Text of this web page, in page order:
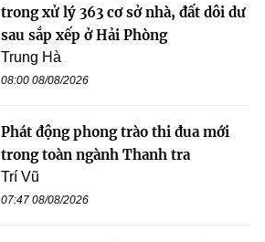
trong xử lý 363 cơ sở nhà, đất dôi dư
sau sắp xếp ở Hải Phòng
Trung Hà
08:00 08/08/2026
Phát động phong trào thi đua mới
trong toàn ngành Thanh tra
Trí Vũ
07:47 08/08/2026